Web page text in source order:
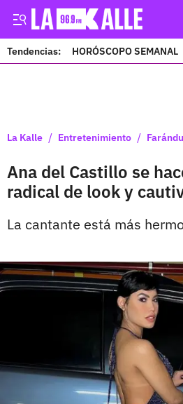
Tendencias: HORÓSCOPO SEMANAL
La Kalle / Entretenimiento /
Ana del Castillo se
radical de look y
La cantante está más